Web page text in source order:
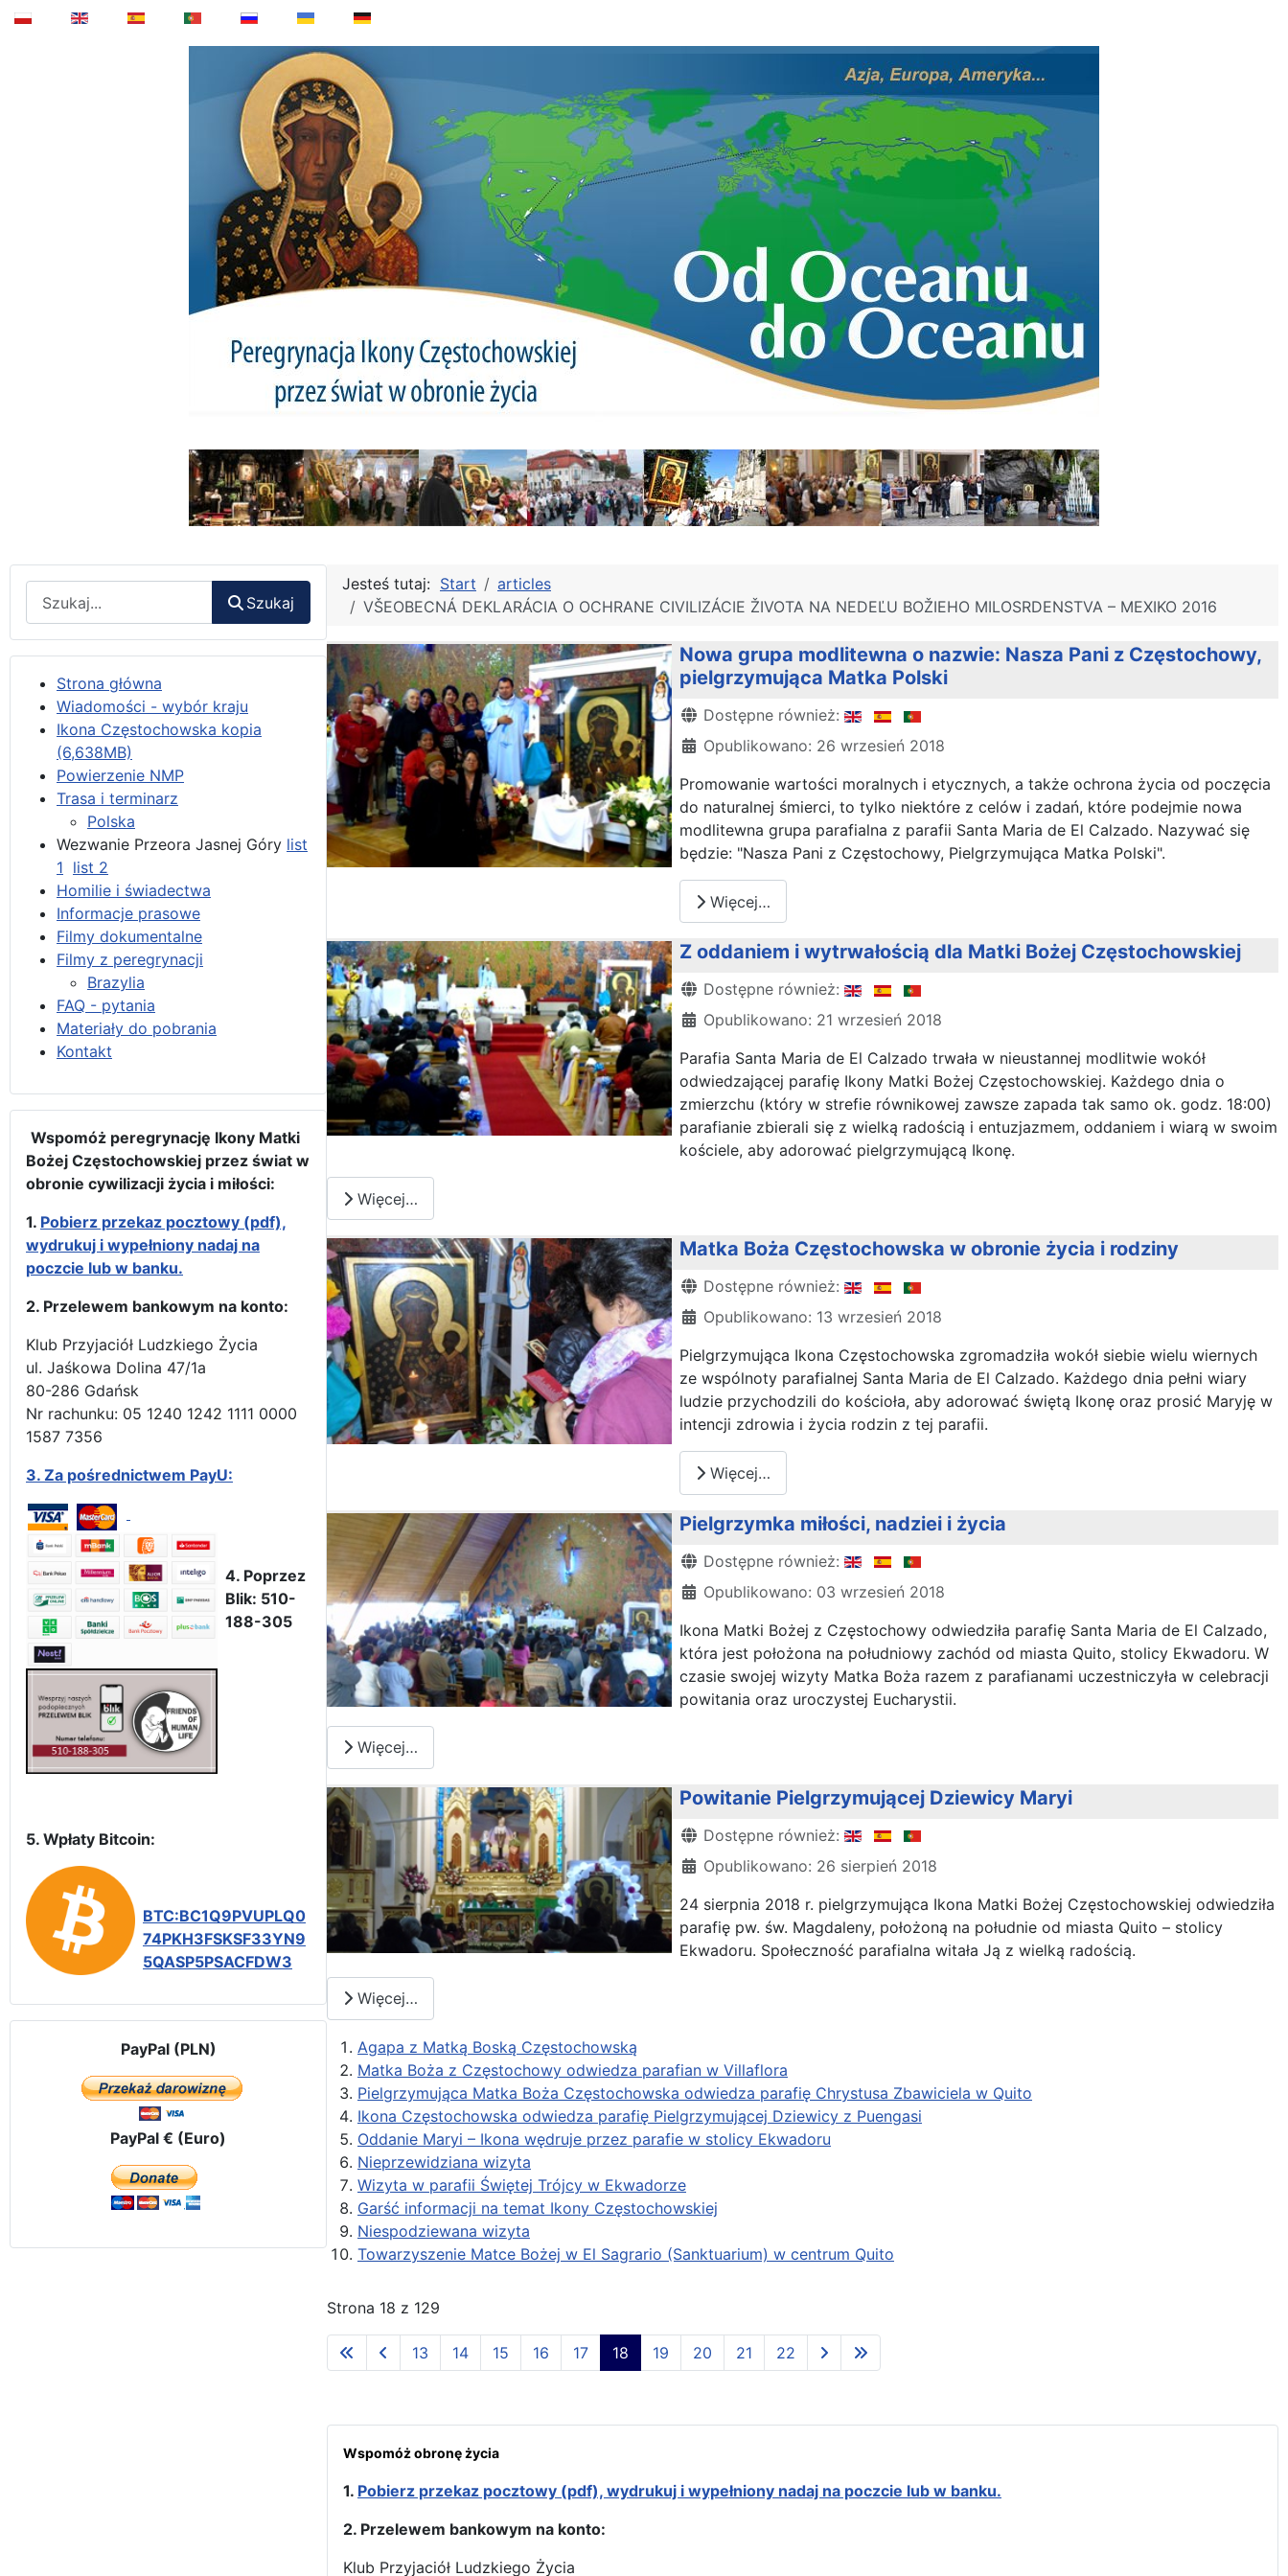
Szukaj
Strona główna
Wiadomości - wybór kraju
Ikona Częstochowska kopia
(6,638MB)
Powierzenie NMP
Trasa i terminarz
Polska
Wezwanie Przeora Jasnej Góry list
1 list 2
Homilie i świadectwa
Informacje prasowe
Filmy dokumentalne
Filmy z peregrynacji
Brazylia
FAQ - pytania
Materiały do pobrania
Kontakt
Wspomóż peregrynację Ikony Matki
Bożej Częstochowskiej przez świat w
obronie cywilizacji życia i miłości:
1. Pobierz przekaz pocztowy (pdf),
wydrukuj i wypełniony nadaj na
poczcie lub w banku.
2. Przelewem bankowym na konto:
Klub Przyjaciół Ludzkiego Życia
ul. Jaśkowa Dolina 47/1a
80-286 Gdańsk
Nr rachunku: 05 1240 1242 1111 0000
1587 7356
3. Za pośrednictwem PayU:
4. Poprzez
Blik: 510-
188-305
5. Wpłaty Bitcoin:
BTC:BC1Q9PVUPLQ0
74PKH3FSKSF33YN9
5QASP5PSACFDW3
PayPal (PLN)
PayPal € (Euro)
Jesteś tutaj: Start
articles
VŠEOBECNÁ DEKLARÁCIA O OCHRANE CIVILIZÁCIE ŽIVOTA NA NEDEĽU BOŽIEHO MILOSRDENSTVA – MEXIKO 2016
Nowa grupa modlitewna o nazwie: Nasza Pani z Częstochowy,
pielgrzymująca Matka Polski
Szczegóły
Dostępne również:
Opublikowano: 26 wrzesień 2018
Promowanie wartości moralnych i etycznych, a także ochrona życia od poczęcia
do naturalnej śmierci, to tylko niektóre z celów i zadań, które podejmie nowa
modlitewna grupa parafialna z parafii Santa Maria de El Calzado. Nazywać się
będzie: "Nasza Pani z Częstochowy, Pielgrzymująca Matka Polski".
Więcej…
Z oddaniem i wytrwałością dla Matki Bożej Częstochowskiej
Szczegóły
Dostępne również:
Opublikowano: 21 wrzesień 2018
Parafia Santa Maria de El Calzado trwała w nieustannej modlitwie wokół
odwiedzającej parafię Ikony Matki Bożej Częstochowskiej. Każdego dnia o
zmierzchu (który w strefie równikowej zawsze zapada tak samo ok. godz. 18:00)
parafianie zbierali się z wielką radością i entuzjazmem, oddaniem i wiarą w swoim
kościele, aby adorować pielgrzymującą Ikonę.
Więcej…
Matka Boża Częstochowska w obronie życia i rodziny
Szczegóły
Dostępne również:
Opublikowano: 13 wrzesień 2018
Pielgrzymująca Ikona Częstochowska zgromadziła wokół siebie wielu wiernych
ze wspólnoty parafialnej Santa Maria de El Calzado. Każdego dnia pełni wiary
ludzie przychodzili do kościoła, aby adorować świętą Ikonę oraz prosić Maryję w
intencji zdrowia i życia rodzin z tej parafii.
Więcej…
Pielgrzymka miłości, nadziei i życia
Szczegóły
Dostępne również:
Opublikowano: 03 wrzesień 2018
Ikona Matki Bożej z Częstochowy odwiedziła parafię Santa Maria de El Calzado,
która jest położona na południowy zachód od miasta Quito, stolicy Ekwadoru. W
czasie swojej wizyty Matka Boża razem z parafianami uczestniczyła w celebracji
powitania oraz uroczystej Eucharystii.
Więcej…
Powitanie Pielgrzymującej Dziewicy Maryi
Szczegóły
Dostępne również:
Opublikowano: 26 sierpień 2018
24 sierpnia 2018 r. pielgrzymująca Ikona Matki Bożej Częstochowskiej odwiedziła
parafię pw. św. Magdaleny, położoną na południe od miasta Quito – stolicy
Ekwadoru. Społeczność parafialna witała Ją z wielką radością.
Więcej…
Agapa z Matką Boską Częstochowską
Matka Boża z Częstochowy odwiedza parafian w Villaflora
Pielgrzymująca Matka Boża Częstochowska odwiedza parafię Chrystusa Zbawiciela w Quito
Ikona Częstochowska odwiedza parafię Pielgrzymującej Dziewicy z Puengasi
Oddanie Maryi – Ikona wędruje przez parafie w stolicy Ekwadoru
Nieprzewidziana wizyta
Wizyta w parafii Świętej Trójcy w Ekwadorze
Garść informacji na temat Ikony Częstochowskiej
Niespodziewana wizyta
Towarzyszenie Matce Bożej w El Sagrario (Sanktuarium) w centrum Quito
Strona 18 z 129
13 14 15 16 17 18 19 20 21 22
Wspomóż obronę życia
1. Pobierz przekaz pocztowy (pdf), wydrukuj i wypełniony nadaj na poczcie lub w banku.
2. Przelewem bankowym na konto:
Klub Przyjaciół Ludzkiego Życia